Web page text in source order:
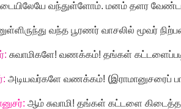
வந்துள்ளோம். மனம் தளர
வந்த பூரணர் வாசலில் மூவர்
சுவாமிகளே! வணக்கம்! தங்கள் கட்டளைப்படி
அடியவர்களே வணக்கம்! (இராமானுசரைப்
ஆம் சுவாமி! தங்கள் கட்டளை கிடைத்த